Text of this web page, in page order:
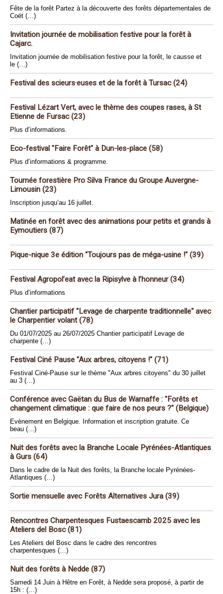
Fête de la forêt Partez à la découverte des forêts départementales de
Coët (…)
Invitation journée de mobilisation festive pour la forêt à
Cajarc.
Invitation journée de mobilisation festive pour la forêt, le causse et
le (…)
Festival des scieurs·euses et de la forêt à Tursac (24)
Festival Lézart Vert, avec le thème des coupes rases, à St
Etienne de Fursac (23)
Plus d’informations.
Eco-festival "Faire Forêt" à Dun-les-place (58)
Plus d’informations & programme.
Tournée forestière Pro Silva France du Groupe Auvergne-
Limousin (23)
Inscription jusqu’au 16 juillet.
Matinée en forêt avec des animations pour petits et grands à
Eymoutiers (87)
Pique-nique 3e édition "Toujours pas de méga-usine !" (39)
Festival Agropol’eat avec la Ripisylve à l’honneur (34)
Plus d’informations
Chantier participatif "Levage de charpente traditionnelle" avec
le Charpentier volant (78)
Du 01/07/2025 au 26/07/2025 Chantier participatif Levage de
charpente (…)
Festival Ciné Pause "Aux arbres, citoyens !" (71)
Festival Ciné-Pause sur le thème "Aux arbres citoyens" du 30 juillet
au 3 (…)
Conférence avec Gaëtan du Bus de Warnaffe : "Forêts et
changement climatique : que faire de nos peurs ?" (Belgique)
Evènement en Belgique. Information et inscription gratuite. Ce
beau (…)
Nuit des forêts avec la Branche Locale Pyrénées-Atlantiques
à Gurs (64)
Dans le cadre de la Nuit des forêts, la Branche locale Pyrénées-
Atlantiques (…)
Sortie mensuelle avec Forêts Alternatives Jura (39)
Rencontres Charpentesques Fustaescamb 2025 avec les
Ateliers del Bosc (81)
Les Ateliers del Bosc dans le cadre des rencontres
charpentesques (…)
Nuit des forêts à Nedde (87)
Samedi 14 Juin à Hêtre en Forêt, à Nedde sera proposé, à partir de
15h : (…)